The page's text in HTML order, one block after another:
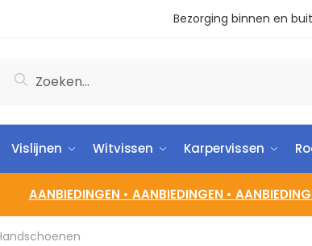
Bezorging binnen en
Zoeken
Vislijnen Witvissen Karpervissen
AANBIEDINGEN • AANBIEDINGEN •